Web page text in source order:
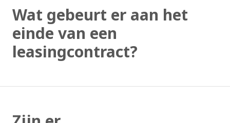
Wat gebeurt er aan het
einde van een
leasingcontract?